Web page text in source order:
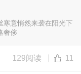
寒意悄然来袭在阳光下
奢侈
129阅读 11